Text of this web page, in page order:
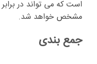
مشخص خواهد شد.
جمع بندی